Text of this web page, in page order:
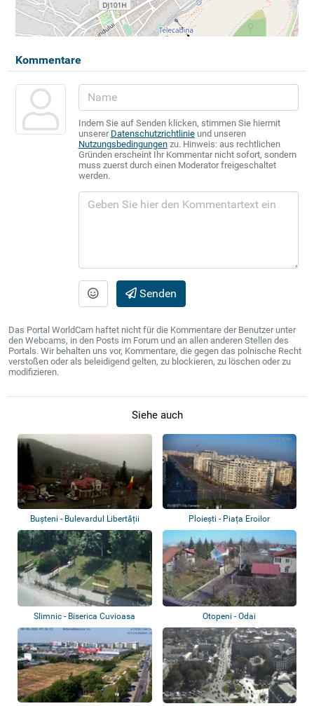
Kommentare
Indem Sie auf Senden klicken, stimmen Sie hiermit
unserer Datenschutzrichtlinieund unseren
Nutzungsbedingungenzu. Hinweis: aus rechtlichen
Gründen erscheint Ihr Kommentar nicht sofort, sondern
muss zuerst durch einen Moderator freigeschaltet
werden.
Senden
Das Portal WorldCam haftet nicht für die Kommentare der Benutzer unter
den Webcams, in den Posts im Forum und an allen anderen Stellen des
Portals. Wir behalten uns vor, Kommentare, die gegen das polnische Recht
verstoßen oder als beleidigend gelten, zu blockieren, zu löschen oder zu
modifizieren.
Siehe auch
Bușteni - Bulevardul Libertății Ploiești - Piața Eroilor
Slimnic - Biserica Cuvioasa
Parascheva
Otopeni - Odai